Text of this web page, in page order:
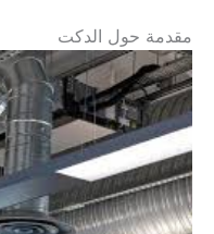
مقدمة حول الدكت